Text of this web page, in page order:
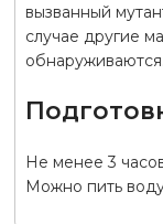
вызванный
случае другие
обнаруживаются.
Не менее 3
Можно пить воду